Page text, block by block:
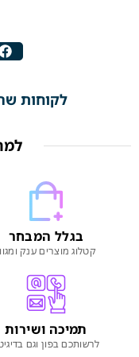
לקוחות
בגלל המבחר
קטלוג מוצרים ענק
תמיכה ושירות
לרשותכם בפון וגם